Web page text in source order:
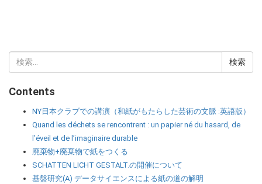
索:
Contents
NY日本クラブでの講演（和紙がもたらした芸術の文脈 :英語版）
Quand les déchets se rencontrent : un papier né du hasard, de
l’éveil et de l’imaginaire durable
廃棄物+廃棄物で紙をつくる
SCHATTEN LICHT GESTALT.の開催について
基盤研究(A) データサイエンスによる紙の道の解明